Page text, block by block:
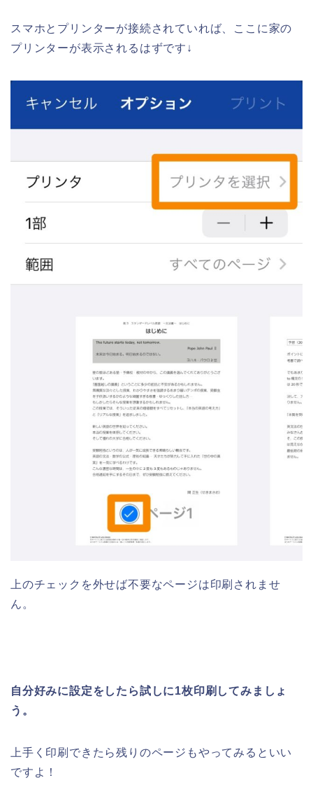
スマホとプリンターが接続されていれば、ここに家の
プリンターが表示されるはずです↓
上のチェックを外せば不要なページは印刷されませ
ん。
自分好みに設定をしたら試しに1枚印刷してみましょ
う。
上手く印刷できたら残りのページもやってみるといい
ですよ！